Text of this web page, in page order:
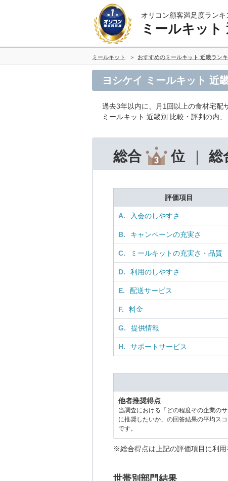
オリコン顧客満足度ランキ
ミールキット
ミールキット おすすめのミールキット 近畿ラン
ヨシケイ ミールキット 近
過去3年以内に、月1回以上の食材宅配
ミールキット 近畿別 比較・評判の内
総合 位 総
評価項目
A. 入会のしやすさ
B. キャンペーンの充実さ
C. ミールキットの充実さ・品質
D. 利用のしやすさ
E. 配送サービス
F. 料金
G. 提供情報
H. サポートサービス
他者推奨得点
当調査における「どの程度その企業の
に推奨したいか」の回答結果の平均ス
です。
※総合得点は上記の評価項目に利用
世帯別部門結果